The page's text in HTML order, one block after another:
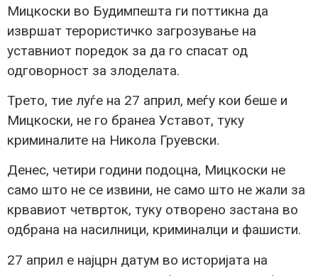
Мицкоски во Будимпешта ги поттикна да
извршат терористичко загрозување на
уставниот поредок за да го спасат од
одговорност за злоделата.
Трето, тие луѓе на 27 април, меѓу кои беше и
Мицкоски, не го бранеа Уставот, туку
криминалите на Никола Груевски.
Денес, четири години подоцна, Мицкоски не
само што не се извини, не само што не жали за
крвавиот четврток, туку отворено застана во
одбрана на насилници, криминалци и фашисти.
27 април е најцрн датум во историјата на